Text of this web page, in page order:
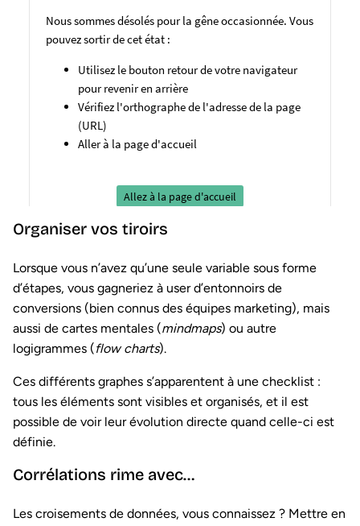
Organiser vos tiroirs
Lorsque vous n’avez qu’une seule variable sous forme
d’étapes, vous gagneriez à user d’entonnoirs de
conversions (bien connus des équipes marketing), mais
aussi de cartes mentales (mindmaps) ou autre
logigrammes (flow charts).
Ces différents graphes s’apparentent à une checklist :
tous les éléments sont visibles et organisés, et il est
possible de voir leur évolution directe quand celle-ci est
définie.
Corrélations rime avec…
Les croisements de données, vous connaissez ? Mettre en